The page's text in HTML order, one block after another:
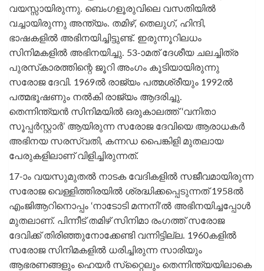
വയസ്സായിരുന്നു. ബെംഗളൂരുവിലെ വസതിയില്‍
വച്ചായിരുന്നു അന്ത്യം. തമിഴ്, തെലുഗ്, ഹിന്ദി,
ഭാഷകളില്‍ അഭിനയിച്ചിട്ടുണ്ട്. ഇരുന്നൂറിലധം
സിനിമകളില്‍ അഭിനയിച്ചു. 53-ാമത് ദേശീയ ചലച്ചിത്ര
പുരസ്‌കാരത്തിന്റെ ജൂറി അംഗം കൂടിയായിരുന്നു
സരോജ ദേവി. 1969ല്‍ രാജ്യം പത്മശ്രീയും 1992ല്‍
പത്മഭൂഷണും നല്‍കി രാജ്യം ആദരിച്ചു.
തെന്നിന്ത്യന്‍ സിനിമയിൽ ഒരുകാലത്ത് ‘വനിതാ
സൂപ്പർസ്റ്റാർ’ ആയിരുന്ന സരോജ ദേവിയെ ആരാധകര്‍
അഭിനയ സരസ്വതി, കന്നഡ പൈങ്കിളി മുതലായ
പേരുകളിലാണ് വിളിച്ചിരുന്നത്.
17-ാം വയസുമുതല്‍ നാടക വേദികളില്‍ സജീവമായിരുന്ന
സരോജ വെള്ളിത്തിരയില്‍ ശ്രദ്ധിക്കപ്പെടുന്നത് 1958ല്‍
എംജിആറിനൊപ്പം ‘നാടോടി മന്നനി’ല്‍ അഭിനയിച്ചപ്പോള്‍
മുതലാണ്. പിന്നീട് തമിഴ് സിനിമാ രംഗത്ത് സരോജ
ദേവിക്ക് തിരിഞ്ഞുനോക്കേണ്ടി വന്നിട്ടില്ല. 1960കളില്‍
സരോജ സിനിമകളില്‍ ധരിച്ചിരുന്ന സാരിയും
ആഭരണങ്ങളും ഹെയര്‍ സ്‌റ്റൈലും തെന്നിന്ത്യയിലാകെ